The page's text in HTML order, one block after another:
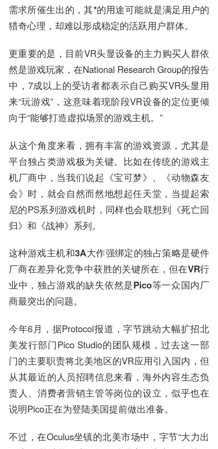
需求所催生出的，其*的用途可能就是满足用户的
猎奇心理，却难以形成稳定的活跃用户群体。
更重要的是，目前VR头显设备的主力购买人群依
然是游戏玩家，在National Research Group的报告
中，7成以上的受访者都表示自己购买VR头显用
来“玩游戏”，这意味着现阶段VR设备的定位更倾
向于“能够打造虚拟场景的游戏主机。”
从这个角度来看，拥有丰富的游戏资源，尤其是
平台独占类游戏极为关键。比如在传统的游戏主
机厂商中，当我们说起《宝可梦》、《动物森友
会》时，就会自然而然地想起任天堂，当提起索
尼的PS系列游戏机时，同样也会联想到《死亡回
归》和《战神》系列。
这种游戏主机和3A大作强绑定的独占策略是硬件
厂商在差异化竞争中获胜的关键所在，但在VR行
业中，独占游戏的缺失依然是Pico等一众国内厂
商最突出的问题。
今年6月，据Protocol报道，字节跳动大幅扩招北
美发行部门Pico Studio的团队规模，过去这一部
门的主要职责将北美地区的VR应用引入国内，但
从其最近的人员招聘信息来看，海外内容生态负
责人、消费者营销主管等岗位的设立，似乎也在
说明Pico正在为登陆美国提前做出准备。
不过，在Oculus坐镇的北美市场中，字节“大力出